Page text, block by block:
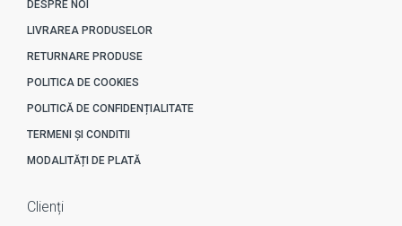
DESPRE NOI
LIVRAREA PRODUSELOR
RETURNARE PRODUSE
POLITICA DE COOKIES
POLITICĂ DE CONFIDENȚIALITATE
TERMENI ȘI CONDITII
MODALITĂȚI DE PLATĂ
Clienți